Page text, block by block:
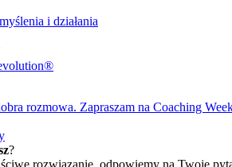
i działania
rozmowa. Zapraszam na Coaching
?
rozwiązanie, odpowiemy na Twoje